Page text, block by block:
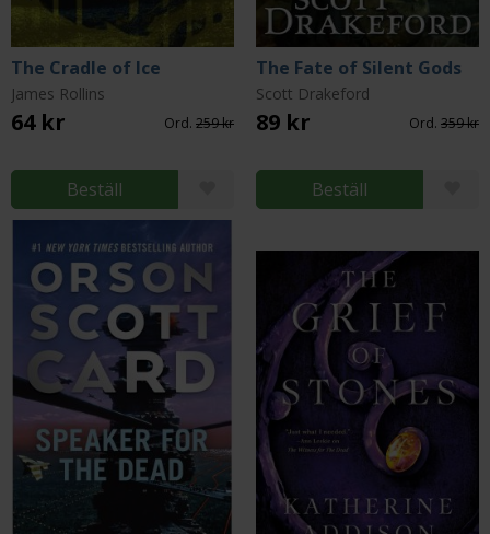
The Cradle of Ice
James Rollins
64 kr Ord. 259 kr
Beställ
The Fate of Silent Gods
Scott Drakeford
89 kr Ord. 359 kr
Beställ